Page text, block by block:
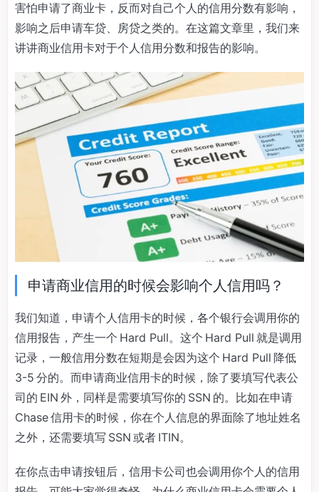
害怕申请了商业卡，反而对自己个人的信用分数有影响，
影响之后申请车贷、房贷之类的。在这篇文章里，我们来
讲讲商业信用卡对于个人信用分数和报告的影响。
申请商业信用的时候会影响个人信用吗？
我们知道，申请个人信用卡的时候，各个银行会调用你的
信用报告，产生一个 Hard Pull。这个 Hard Pull 就是调用
记录，一般信用分数在短期是会因为这个 Hard Pull 降低
3-5 分的。而申请商业信用卡的时候，除了要填写代表公
司的 EIN 外，同样是需要填写你的 SSN 的。比如在申请
Chase 信用卡的时候，你在个人信息的界面除了地址姓名
之外，还需要填写 SSN 或者 ITIN。
在你点击申请按钮后，信用卡公司也会调用你个人的信用